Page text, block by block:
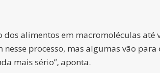
dos alimentos em macromoléculas
processo, mas algumas vão
mais sério”, aponta.